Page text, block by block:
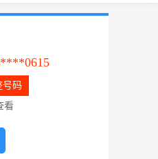
号码
看